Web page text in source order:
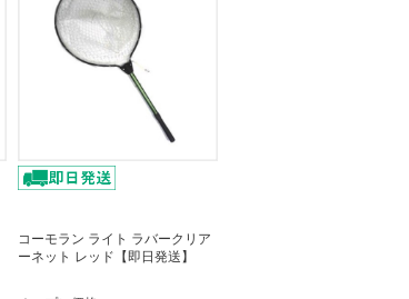
コーモラン ライト ラバークリア
ーネット レッド【即日発送】